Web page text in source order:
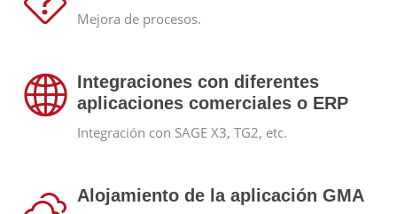
Mejora de procesos.
Integraciones con diferentes
aplicaciones comerciales o ERP
Integración con SAGE X3, TG2, etc.
Alojamiento de la aplicación GMA